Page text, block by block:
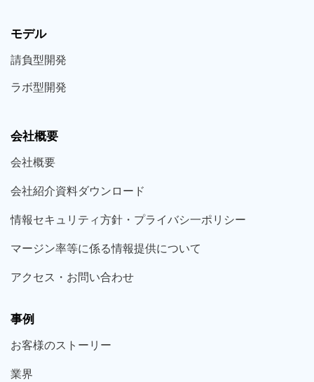
モデル
請負型開発
ラボ型開発
会社概要
会社概要
会社紹介資料ダウンロード
情報セキュリティ方針・プライバシ一ポリシー
マージン率等に係る情報提供について
アクセス・お問い合わせ
事例
お客様のストーリー
業界